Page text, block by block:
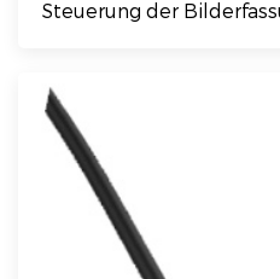
Steuerung der